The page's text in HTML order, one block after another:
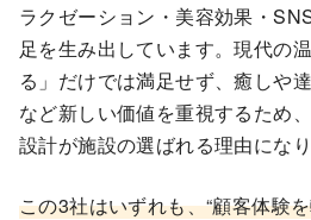
ラクゼーション・美容効果・
足を生み出しています。現代の
る」だけでは満足せず、癒しや
など新しい価値を重視するため
設計が施設の選ばれる理由になり
この3社はいずれも、“顧客体験